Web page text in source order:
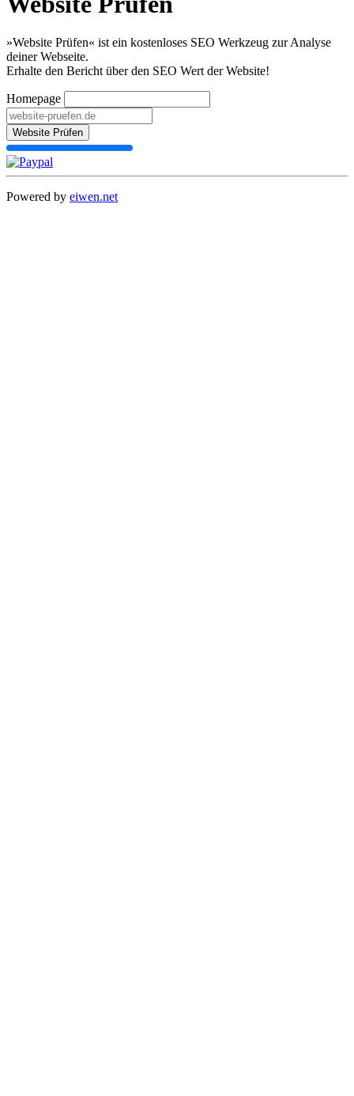
»Website Prüfen« ist ein kostenloses SEO Werkzeug zur Analyse
deiner Webseite.
Erhalte den Bericht über den SEO Wert der Website!
Homepage
Website Prüfen
Powered by eiwen.net